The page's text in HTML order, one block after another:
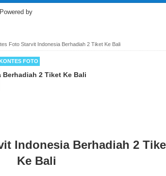
by
Foto Starvit Indonesia Berhadiah 2 Tiket Ke Bali
FOTO
Berhadiah 2 Tiket Ke Bali
Indonesia Berhadiah 2
Ke Bali